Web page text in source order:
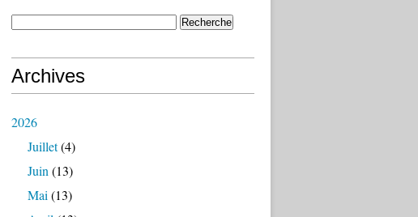
Archives
2026
Juillet(4)
Juin (13)
Mai (13)